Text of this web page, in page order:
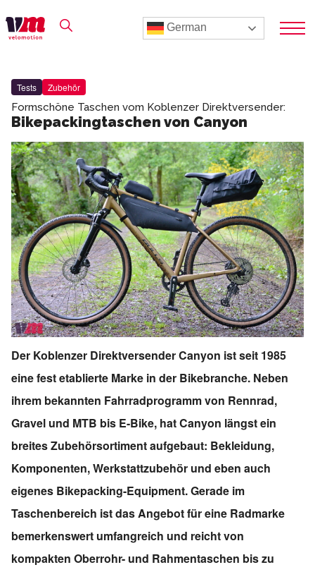
German
Tests Zubehör
Formschöne Taschen vom Koblenzer Direktversender:
Bikepackingtaschen von Canyon
Der Koblenzer Direktversender Canyon ist seit 1985
eine fest etablierte Marke in der Bikebranche. Neben
ihrem bekannten Fahrradprogramm von Rennrad,
Gravel und MTB bis E-Bike, hat Canyon längst ein
breites Zubehörsortiment aufgebaut: Bekleidung,
Komponenten, Werkstattzubehör und eben auch
eigenes Bikepacking-Equipment. Gerade im
Taschenbereich ist das Angebot für eine Radmarke
bemerkenswert umfangreich und reicht von
kompakten Oberrohr- und Rahmentaschen bis zu